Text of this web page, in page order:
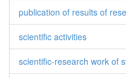
publication of results of
scientific activities
scientific-research work of